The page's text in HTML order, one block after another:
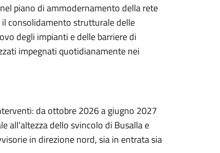
piano di ammodernamento della rete
consolidamento strutturale delle
degli impianti e delle barriere di
impegnati quotidianamente nei
da ottobre 2026 a giugno 2027
all’altezza dello svincolo di Busalla e
in direzione nord, sia in entrata sia